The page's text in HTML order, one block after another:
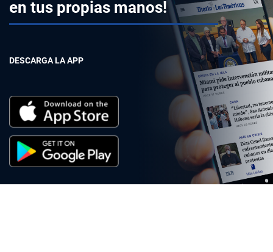
en tus propias manos!
DESCARGA LA APP